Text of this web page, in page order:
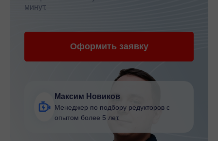
минут.
Оформить заявку
Максим Новиков
Менеджер по подбору редукторов с
опытом более 5 лет.